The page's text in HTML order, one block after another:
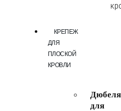
КРЕПЕЖ
ДЛЯ
ПЛОСКОЙ
КРОВЛИ
Дюбеля
для